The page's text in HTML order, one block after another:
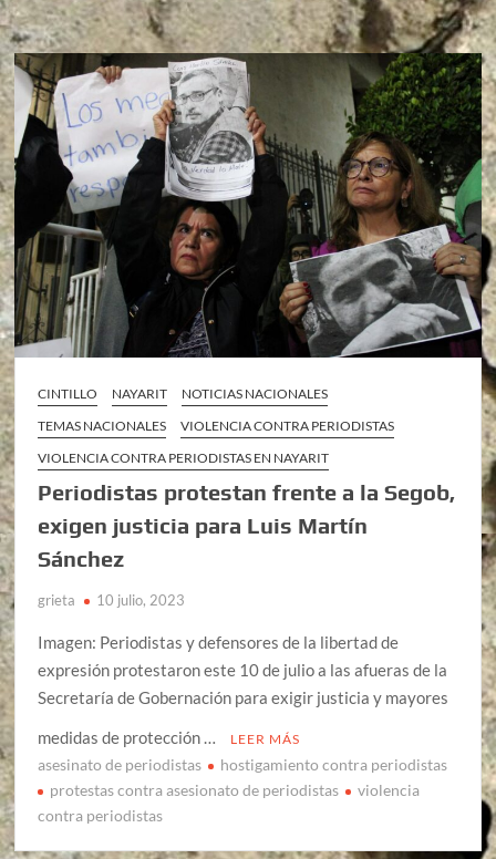
CINTILLO NAYARIT
NOTICIAS NACIONALES
TEMAS NACIONALES
VIOLENCIA CONTRA PERIODISTAS
VIOLENCIA CONTRA PERIODISTAS EN NAYARIT
Periodistas protestan frente a la Segob,
exigen justicia para Luis Martín
Sánchez
grieta 10 julio, 2023
Imagen: Periodistas y defensores de la libertad de
expresión protestaron este 10 de julio a las afueras de la
Secretaría de Gobernación para exigir justicia y mayores
medidas de protección …
LEER MÁS
asesinato de periodistas
hostigamiento contra periodistas
protestas contra asesionato de periodistas
violencia
contra periodistas